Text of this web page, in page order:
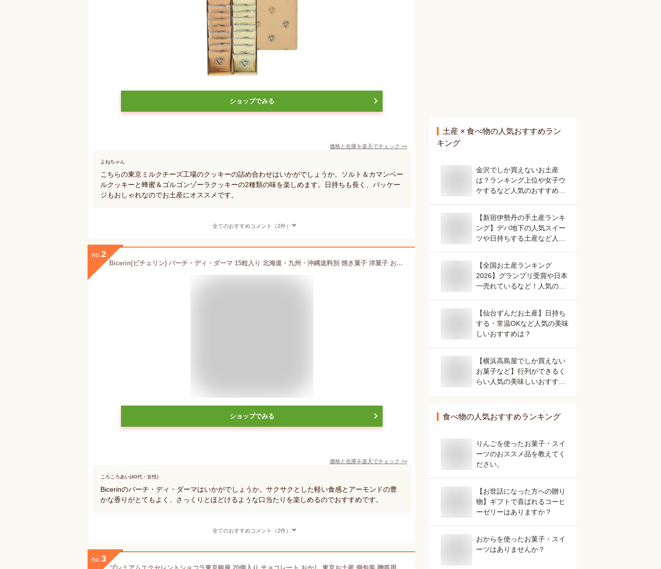
ショップでみる
価格と在庫を楽天でチェック >>
よねちゃん
こちらの東京ミルクチーズ工場のクッキーの詰め合わせはいかがでしょうか。ソルト＆カマンベー
ルクッキーと蜂蜜＆ゴルゴンゾーラクッキーの2種類の味を楽しめます。日持ちも長く、パッケー
ジもおしゃれなのでお土産にオススメです。
全てのおすすめコメント（2件）
no. 2
Bicerin(ビチェリン) バーチ・ディ・ダーマ 15粒入り 北海道・九州・沖縄送料別 焼き菓子 洋菓子 お菓子 北イタリア 郷土料理 贈答 ギフト 手土産 お取り寄せ
ショップでみる
価格と在庫を楽天でチェック >>
ころころあい(40代・女性)
Bicerinのバーチ・ディ・ダーマはいかがでしょうか。サクサクとした軽い食感とアーモンドの豊
かな香りがとてもよく、さっくりとほどけるような口当たりを楽しめるのでおすすめです。
全てのおすすめコメント（2件）
no. 3
土産 × 食べ物の人気おすすめラン
キング
金沢でしか買えないお土産
は？ランキング上位や女子ウ
ケするなど人気のおすすめを
【新宿伊勢丹の手土産ランキ
ング】デパ地下の人気スイー
ツや日持ちする土産など人気
【全国お土産ランキング
2026】グランプリ受賞や日本
一売れているなど！人気のご
【仙台ずんだお土産】日持ち
する・常温OKなど人気の美味
しいおすすめは？
【横浜高島屋でしか買えない
お菓子など】行列ができるく
らい人気の美味しいおすすめ
食べ物の人気おすすめランキング
りんごを使ったお菓子・スイ
ーツのおススメ品を教えてく
ださい。
【お世話になった方への贈り
物】ギフトで喜ばれるコーヒ
ーゼリーはありますか？
おからを使ったお菓子・スイ
ーツはありませんか？